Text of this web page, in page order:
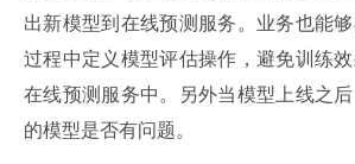
出新模型到在线预测服务。业务也能
过程中定义模型评估操作，避免训练
在线预测服务中。另外当模型上线之
的模型是否有问题。